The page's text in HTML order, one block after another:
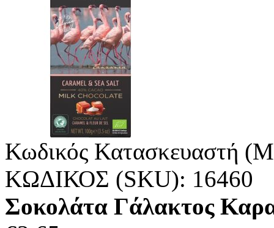
Κωδικός Κατασκευαστή
ΚΩΔΙΚΟΣ (SKU): 16460
Σοκολάτα Γάλακτος